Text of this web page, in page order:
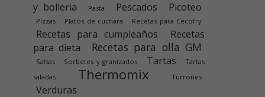
y bolleria
Pasta Pescados Picoteo
Pizzas Platos de cuchara Recetas para Cecofry
Recetas para cumpleaños
Recetas
para dieta
Recetas para olla GM
Salsas Sorbetes y granizados Tartas
Tartas
saladas
Thermomix Turrones
Verduras